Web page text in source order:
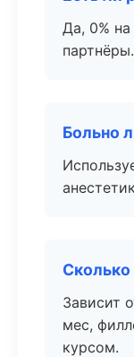
Да, 0%
партнёры.
Больно
Зависит
мес,
курсом.